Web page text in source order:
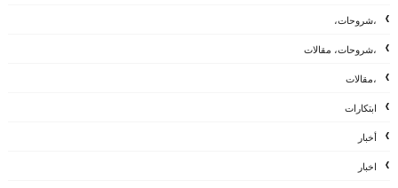
،شروحات،
،شروحات، مقالات
،مقالات
ابتكارات
أخبار
اخبار